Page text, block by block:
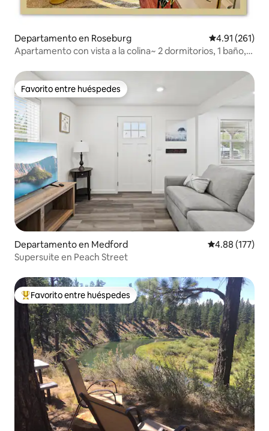
Departamento en Roseburg Calificación
4.91 (261)
Apartamento con vista a la colina~ 2 dormitorios, 1 baño,
Favorito entre huéspedes
Favorito entre huéspedes
Departamento en Medford Calificación
4.88 (177)
Supersuite en Peach Street
De los mejores en Favorito entre huéspedes
Favorito entre huéspedes